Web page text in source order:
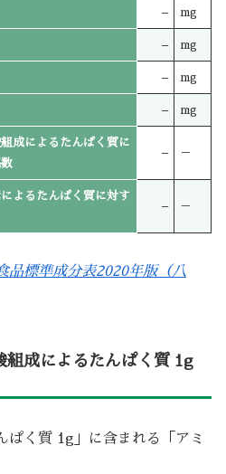
– mg
– mg
– mg
– mg
成によるたんぱく質に
– －
よるたんぱく質に対す
– －
標準成分表2020年版（八
組成によるたんぱく質 1g
ぱく質 1g」に含まれる「アミ